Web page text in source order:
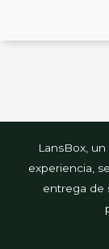
LansBox,
experiencia,
entrega de